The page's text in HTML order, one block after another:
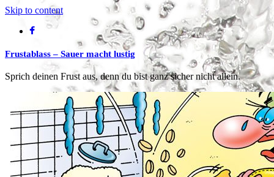
Skip to content
Frustablass – Sauer macht lustig
Sprich deinen Frust aus, denn du bist ganz sicher nicht allein.